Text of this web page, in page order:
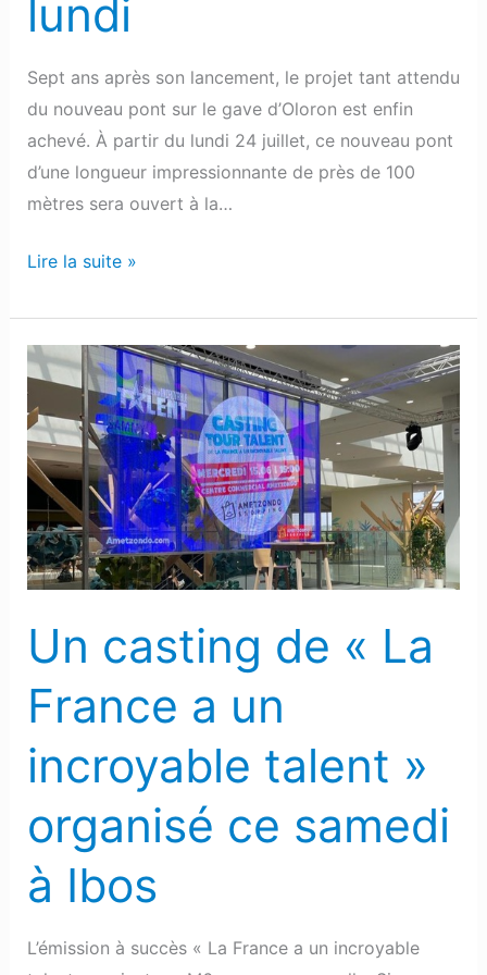
lundi
Sept ans après son lancement, le projet tant attendu
du nouveau pont sur le gave d’Oloron est enfin
achevé. À partir du lundi 24 juillet, ce nouveau pont
d’une longueur impressionnante de près de 100
mètres sera ouvert à la…
Lire la suite »
Un casting de « La
France a un
incroyable talent »
organisé ce samedi
à Ibos
L’émission à succès « La France a un incroyable
Un
casting
de
« La
France
a
un
incroyable
organisé
samedi
Ibos